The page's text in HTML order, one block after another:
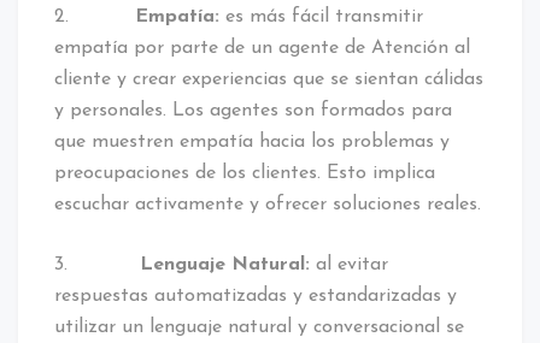
2. Empatía: es más fácil transmitir
empatía por parte de un agente de Atención al
cliente y crear experiencias que se sientan cálidas
y personales. Los agentes son formados para
que muestren empatía hacia los problemas y
preocupaciones de los clientes. Esto implica
escuchar activamente y ofrecer soluciones reales.
3. Lenguaje Natural: al evitar
respuestas automatizadas y estandarizadas y
utilizar un lenguaje natural y conversacional se